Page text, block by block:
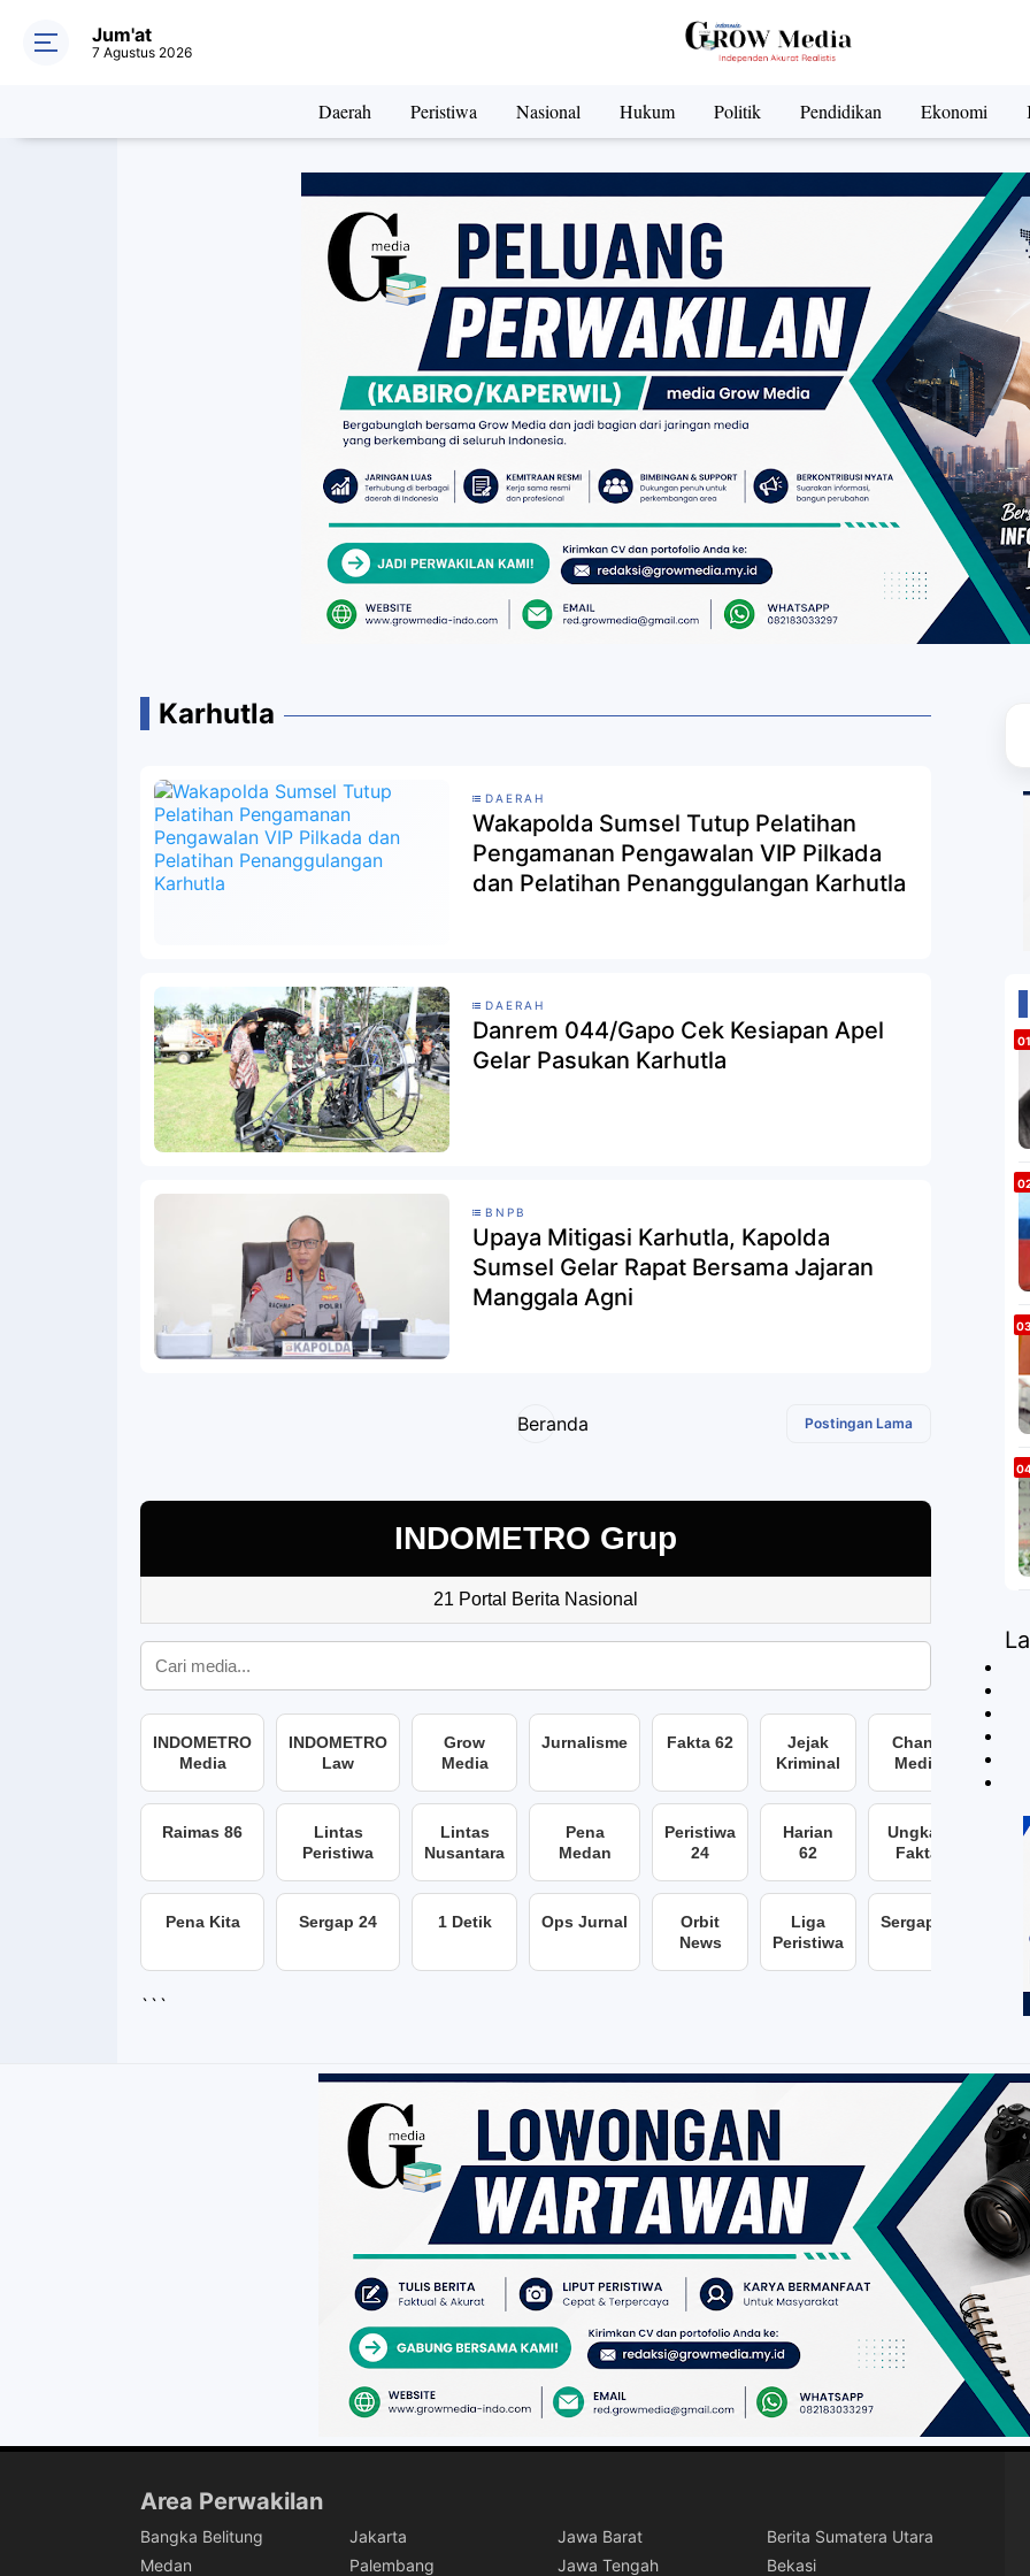
Jum'at
7 Agustus 2026
Daerah Peristiwa Nasional Hukum Politik Pendidikan Ekonomi
Karhutla
DAERAH
Wakapolda Sumsel Tutup Pelatihan
Pengamanan Pengawalan VIP Pilkada
dan Pelatihan Penanggulangan Karhutla
DAERAH
Danrem 044/Gapo Cek Kesiapan Apel
Gelar Pasukan Karhutla
BNPB
Upaya Mitigasi Karhutla, Kapolda
Sumsel Gelar Rapat Bersama Jajaran
Manggala Agni
Postingan Lama
Beranda
INDOMETRO Grup
21 Portal Berita Nasional
INDOMETRO
Media
INDOMETRO
Law
Grow
Media
Jurnalisme Fakta 62
Jejak
Kriminal
Chans
Media
Raimas 86
Lintas
Peristiwa
Lintas
Nusantara
Pena
Medan
Peristiwa
24
Harian
62
Ungkap
Fakta
Pena Kita Sergap 24 1 Detik Ops Jurnal
Orbit
News
Liga
Peristiwa
Sergap86
```
Area Perwakilan
Bangka Belitung Jakarta Jawa Barat
Berita Sumatera Utara
Medan
Palembang Jawa Tengah Bekasi